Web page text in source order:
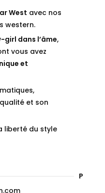
West avec nos
western.
girl dans l’âme,
vous avez
et
et son
liberté du style